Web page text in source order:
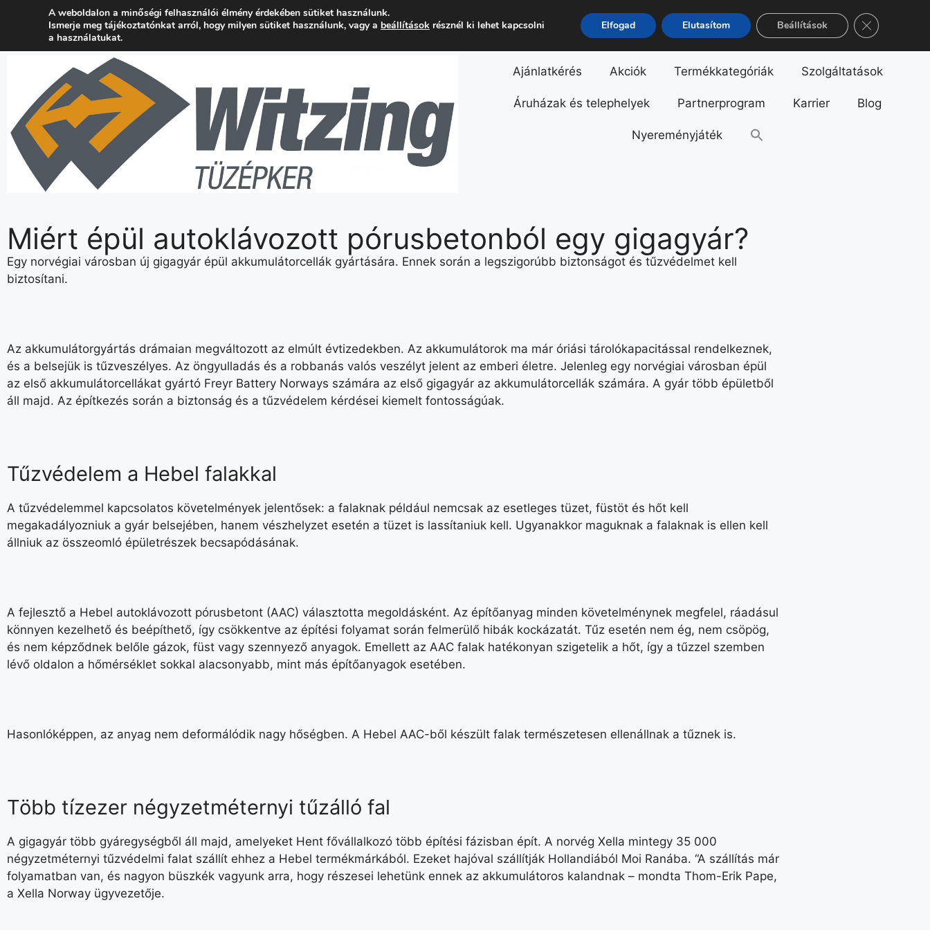
+36 24 537 777 kapcsolat@wtuzep.hu
Ajánlatkérés Akciók Termékkategóriák Szolgáltatások
Áruházak és telephelyek Partnerprogram Karrier Blog
Nyereményjáték
Miért épül autoklávozott pórusbetonból egy gigagyár?
Egy norvégiai városban új gigagyár épül akkumulátorcellák gyártására. Ennek során a legszigorúbb biztonságot és tűzvédelmet kell
biztosítani.
Az akkumulátorgyártás drámaian megváltozott az elmúlt évtizedekben. Az akkumulátorok ma már óriási tárolókapacitással rendelkeznek,
és a belsejük is tűzveszélyes. Az öngyulladás és a robbanás valós veszélyt jelent az emberi életre. Jelenleg egy norvégiai városban épül
az első akkumulátorcellákat gyártó Freyr Battery Norways számára az első gigagyár az akkumulátorcellák számára. A gyár több épületből
áll majd. Az építkezés során a biztonság és a tűzvédelem kérdései kiemelt fontosságúak.
Tűzvédelem a Hebel falakkal
A tűzvédelemmel kapcsolatos követelmények jelentősek: a falaknak például nemcsak az esetleges tüzet, füstöt és hőt kell
megakadályozniuk a gyár belsejében, hanem vészhelyzet esetén a tüzet is lassítaniuk kell. Ugyanakkor maguknak a falaknak is ellen kell
állniuk az összeomló épületrészek becsapódásának.
A fejlesztő a Hebel autoklávozott pórusbetont (AAC) választotta megoldásként. Az építőanyag minden követelménynek megfelel, ráadásul
könnyen kezelhető és beépíthető, így csökkentve az építési folyamat során felmerülő hibák kockázatát. Tűz esetén nem ég, nem csöpög,
és nem képződnek belőle gázok, füst vagy szennyező anyagok. Emellett az AAC falak hatékonyan szigetelik a hőt, így a tűzzel szemben
lévő oldalon a hőmérséklet sokkal alacsonyabb, mint más építőanyagok esetében.
Hasonlóképpen, az anyag nem deformálódik nagy hőségben. A Hebel AAC-ből készült falak természetesen ellenállnak a tűznek is.
Több tízezer négyzetméternyi tűzálló fal
A gigagyár több gyáregységből áll majd, amelyeket Hent fővállalkozó több építési fázisban épít. A norvég Xella mintegy 35 000
négyzetméternyi tűzvédelmi falat szállít ehhez a Hebel termékmárkából. Ezeket hajóval szállítják Hollandiából Moi Ranába. “A szállítás már
folyamatban van, és nagyon büszkék vagyunk arra, hogy részesei lehetünk ennek az akkumulátoros kalandnak – mondta Thom-Erik Pape,
a Xella Norway ügyvezetője.
A weboldalon a minőségi felhasználói élmény érdekében sütiket használunk.
Ismerje meg tájékoztatónkat arról, hogy milyen sütiket használunk, vagy a beállítások résznél ki lehet kapcsolni
a használatukat.
Elfogad Elutasítom Beállítások Close GDPR